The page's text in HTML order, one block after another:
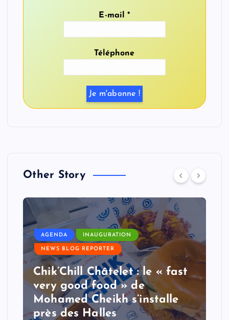
E-mail*
Téléphone
Other Story
AGENDA INAUGURATION
NEWS BLOG REPORTER
Chik’Chill Châtelet : le « fast
very good food » de
Mohamed Cheikh s’installe
près des Halles